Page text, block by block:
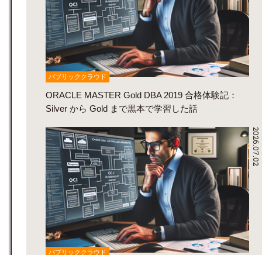
パブリッククラウド
ORACLE MASTER Gold DBA 2019 合格体験記：
Silver から Gold まで黒本で学習した話
2026.07.02
パブリッククラウド